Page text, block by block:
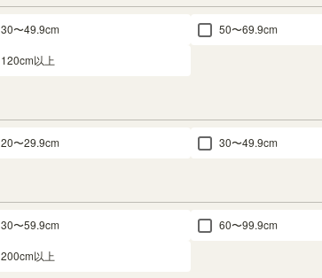
30〜49.9cm 50〜69.9cm
120cm以上
20〜29.9cm 30〜49.9cm
30〜59.9cm 60〜99.9cm
200cm以上